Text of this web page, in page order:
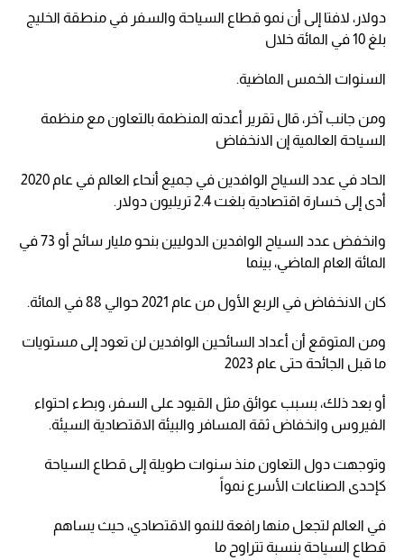
دولار، لافتا إلى أن نمو قطاع السياحة والسفر في منطقة الخليج
بلغ 10 في المائة خلال
السنوات الخمس الماضية.
ومن جانب آخر، قال تقرير أعدته المنظمة بالتعاون مع منظمة
السياحة العالمية إن الانخفاض
الحاد في عدد السياح الوافدين في جميع أنحاء العالم في عام 2020
أدى إلى خسارة اقتصادية بلغت 2.4 تريليون دولار.
وانخفض عدد السياح الوافدين الدوليين بنحو مليار سائح أو 73 في
المائة العام الماضي، بينما
كان الانخفاض في الربع الأول من عام 2021 حوالي 88 في المائة.
ومن المتوقع أن أعداد السائحين الوافدين لن تعود إلى مستويات
ما قبل الجائحة حتى عام 2023
أو بعد ذلك، بسبب عوائق مثل القيود على السفر، وبطء احتواء
الفيروس وانخفاض ثقة المسافر والبيئة الاقتصادية السيئة.
وتوجهت دول التعاون منذ سنوات طويلة إلى قطاع السياحة
كإحدى الصناعات الأسرع نمواً
في العالم لتجعل منها رافعة للنمو الاقتصادي، حيث يساهم
قطاع السياحة بنسبة تتراوح ما